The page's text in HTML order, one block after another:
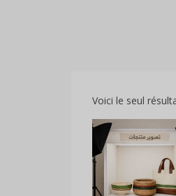
Voici le seul